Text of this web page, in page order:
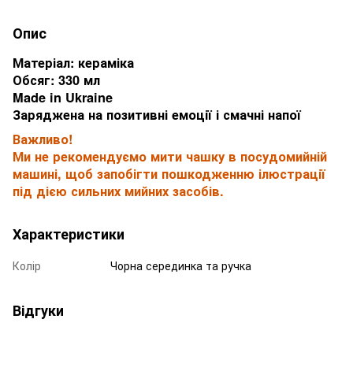
Опис
Матеріал: кераміка
Обсяг: 330 мл
Made in Ukraine
Заряджена на позитивні емоції і смачні напої
Важливо!
Ми не рекомендуємо мити чашку в посудомийній
машині, щоб запобігти пошкодженню ілюстрації
під дією сильних мийних засобів.
Характеристики
Колір Чорна серединка та ручка
Відгуки